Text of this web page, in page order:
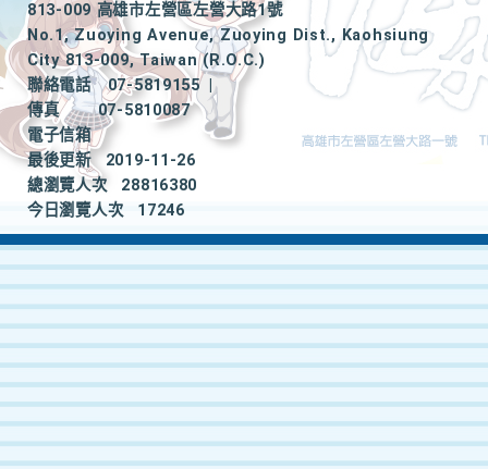
813-009 高雄市左營區左營大路1號
No.1, Zuoying Avenue, Zuoying Dist., Kaohsiung
City 813-009, Taiwan (R.O.C.)
聯絡電話
07-5819155
|
傳真
07-5810087
電子信箱
最後更新
2019-11-26
總瀏覽人次
28816380
今日瀏覽人次
17246